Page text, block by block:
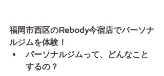
福岡市西区のRebody今宿店でパーソナ
ルジムを体験！
パーソナルジムって、どんなこと
するの？